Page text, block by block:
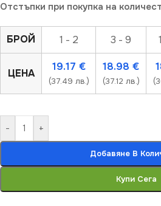
Отстъпки при покупка на
БРОЙ 1 - 2 3 - 9
ЦЕНА
19.17 €
(37.49 лв.)
18.98 €
(37.12 лв.)
- +
Добавяне В
Купи Сега